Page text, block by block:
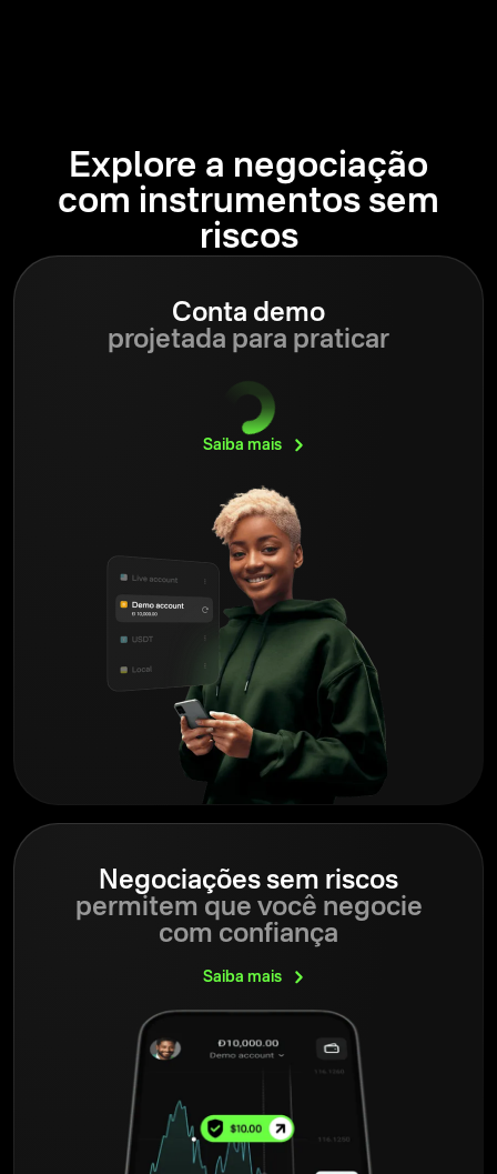
Explore a negociação
com instrumentos sem
riscos
Conta demo
projetada para praticar
Saiba mais
Negociações sem riscos
permitem que você negocie
com confiança
Saiba mais